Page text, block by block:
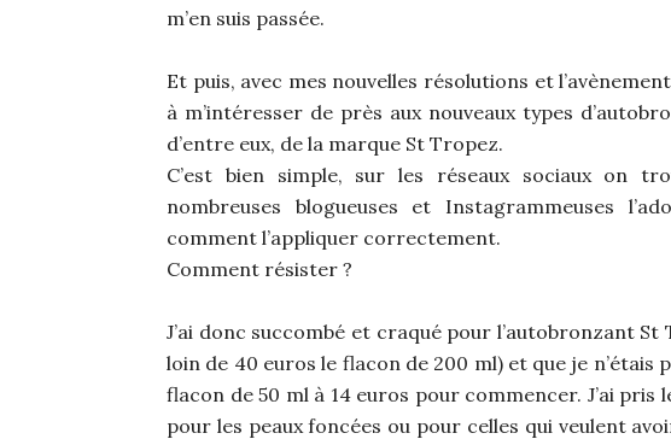
m’en suis passée.
Et puis, avec mes nouvelles résolutions et
à m’intéresser de près aux nouveaux types
d’entre eux, de la marque St Tropez.
C’est bien simple, sur les réseaux sociaux on
nombreuses blogueuses et Instagrammeuses
comment l’appliquer correctement.
Comment résister ?
J’ai donc succombé et craqué pour l’autobronzant St
loin de 40 euros le flacon de 200 ml) et que je n’étais
flacon de 50 ml à 14 euros pour commencer. J’ai
pour les peaux foncées ou pour celles qui veulent